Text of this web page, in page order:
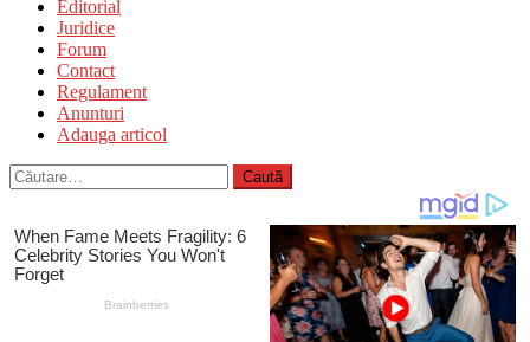
Editorial
Juridice
Forum
Contact
Regulament
Anunturi
Adauga articol
Caută
după: